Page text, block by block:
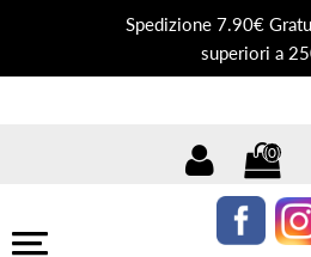
Spedizione 7.90€
superiori a
(0)